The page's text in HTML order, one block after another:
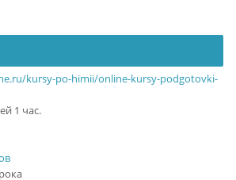
kursy-po-himii/online-kursy-podgotovki-
1 час.